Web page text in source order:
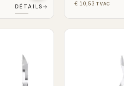
DÉTAILS → € 10,53 TVAC